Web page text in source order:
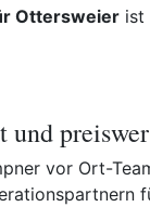
Ottersweier ist
und
vor Ort-